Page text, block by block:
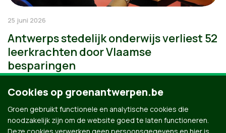
25 juni 2026
Antwerps stedelijk onderwijs verliest 52
leerkrachten door Vlaamse
besparingen
Cookies op groenantwerpen.be
Groen gebruikt functionele en analytische cookies die
noodzakelijk zijn om de website goed te laten functioneren.